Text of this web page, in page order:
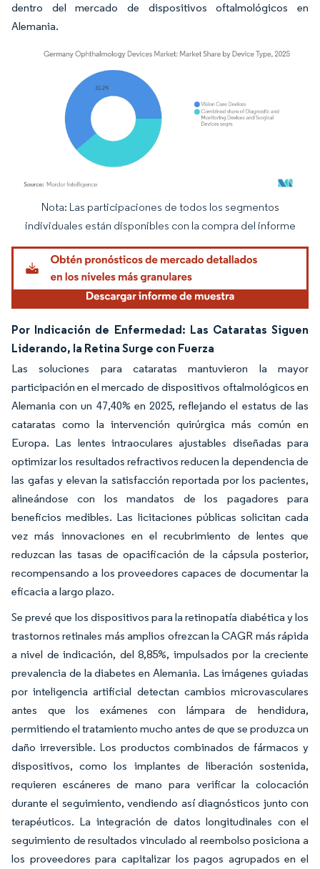
dentro del mercado de dispositivos oftalmológicos en
Alemania.
Imagen © Mordor Intelligence. El uso requiere atribución según CC BY 4.0.
Nota: Las participaciones de todos los segmentos
individuales están disponibles con la compra del informe
Por Indicación de Enfermedad: Las Cataratas Siguen
Liderando, la Retina Surge con Fuerza
Las soluciones para cataratas mantuvieron la mayor
participación en el mercado de dispositivos oftalmológicos en
Alemania con un 47,40% en 2025, reflejando el estatus de las
cataratas como la intervención quirúrgica más común en
Europa. Las lentes intraoculares ajustables diseñadas para
optimizar los resultados refractivos reducen la dependencia de
las gafas y elevan la satisfacción reportada por los pacientes,
alineándose con los mandatos de los pagadores para
beneficios medibles. Las licitaciones públicas solicitan cada
vez más innovaciones en el recubrimiento de lentes que
reduzcan las tasas de opacificación de la cápsula posterior,
recompensando a los proveedores capaces de documentar la
eficacia a largo plazo.
Se prevé que los dispositivos para la retinopatía diabética y los
trastornos retinales más amplios ofrezcan la CAGR más rápida
a nivel de indicación, del 8,85%, impulsados por la creciente
prevalencia de la diabetes en Alemania. Las imágenes guiadas
por inteligencia artificial detectan cambios microvasculares
antes que los exámenes con lámpara de hendidura,
permitiendo el tratamiento mucho antes de que se produzca un
daño irreversible. Los productos combinados de fármacos y
dispositivos, como los implantes de liberación sostenida,
requieren escáneres de mano para verificar la colocación
durante el seguimiento, vendiendo así diagnósticos junto con
terapéuticos. La integración de datos longitudinales con el
seguimiento de resultados vinculado al reembolso posiciona a
los proveedores para capitalizar los pagos agrupados en el